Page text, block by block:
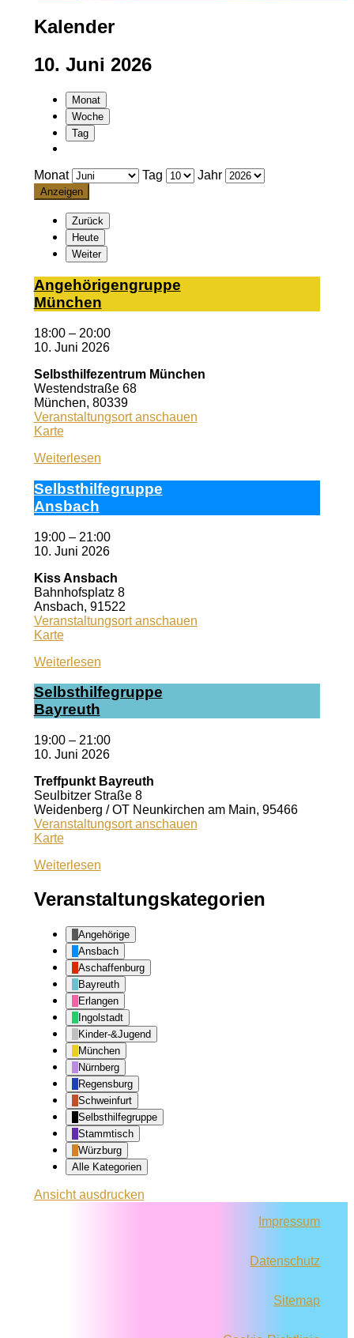
Kalender
10. Juni 2026
Monat
Woche
Tag
Monat Tag Jahr
Zurück
Heute
Weiter
An­ge­hö­ri­gen­grup­pe
Mün­chen
18:00 – 20:00
10. Juni 2026
Selbsthilfezentrum München
Westendstraße 68
München, 80339
Veranstaltungsort anschauen
KarteSelbsthilfezentrum
Weiterlesen
Selbst­hil­fe­grup­pe
Ans­bach
19:00 – 21:00
10. Juni 2026
Kiss Ansbach
Bahnhofsplatz 8
Ansbach, 91522
Veranstaltungsort anschauen
KarteKiss
Weiterlesen
Selbst­hil­fe­grup­pe
Bay­reuth
19:00 – 21:00
10. Juni 2026
Treffpunkt Bayreuth
Seulbitzer Straße 8
Weidenberg / OT Neunkirchen am Main, 95466
Veranstaltungsort anschauen
KarteTreffpunkt
Weiterlesen
Veranstaltungskategorien
Angehörige
Ansbach
Aschaffenburg
Bayreuth
Erlangen
Ingolstadt
Kinder-&Jugend
München
Nürnberg
Regensburg
Schweinfurt
Selbsthilfegruppe
Stammtisch
Würzburg
Alle Kategorien
Ansichtausdrucken
Impressum
Datenschutz
Sitemap